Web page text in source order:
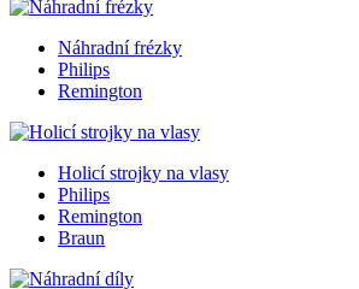
Náhradní frézky
Philips
Remington
Holicí strojky na vlasy
Philips
Remington
Braun